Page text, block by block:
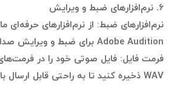
۶. نرم‌افزارهای ضبط و ویرایش
Adobe Audition برای ضبط و ویرایش صدا استفاده کنید.
WAV ذخیره کنید تا به راحتی قابل ارسال باشد.